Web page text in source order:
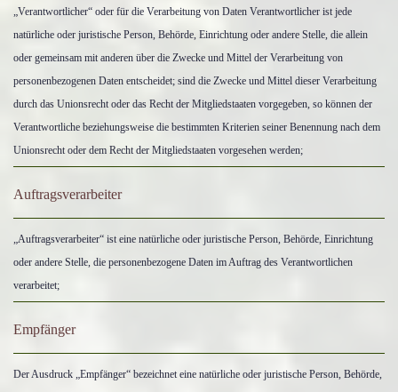
„Verantwortlicher“ oder für die Verarbeitung von Daten Verantwortlicher ist jede
natürliche oder juristische Person, Behörde, Einrichtung oder andere Stelle, die allein
oder gemeinsam mit anderen über die Zwecke und Mittel der Verarbeitung von
personenbezogenen Daten entscheidet; sind die Zwecke und Mittel dieser Verarbeitung
durch das Unionsrecht oder das Recht der Mitgliedstaaten vorgegeben, so können der
Verantwortliche beziehungsweise die bestimmten Kriterien seiner Benennung nach dem
Unionsrecht oder dem Recht der Mitgliedstaaten vorgesehen werden;
Auftragsverarbeiter
„Auftragsverarbeiter“ ist eine natürliche oder juristische Person, Behörde, Einrichtung
oder andere Stelle, die personenbezogene Daten im Auftrag des Verantwortlichen
verarbeitet;
Empfänger
Der Ausdruck „Empfänger“ bezeichnet eine natürliche oder juristische Person, Behörde,